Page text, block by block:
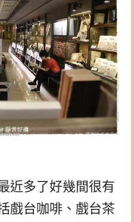
近多了好幾間很有
戲台咖啡、戲台茶